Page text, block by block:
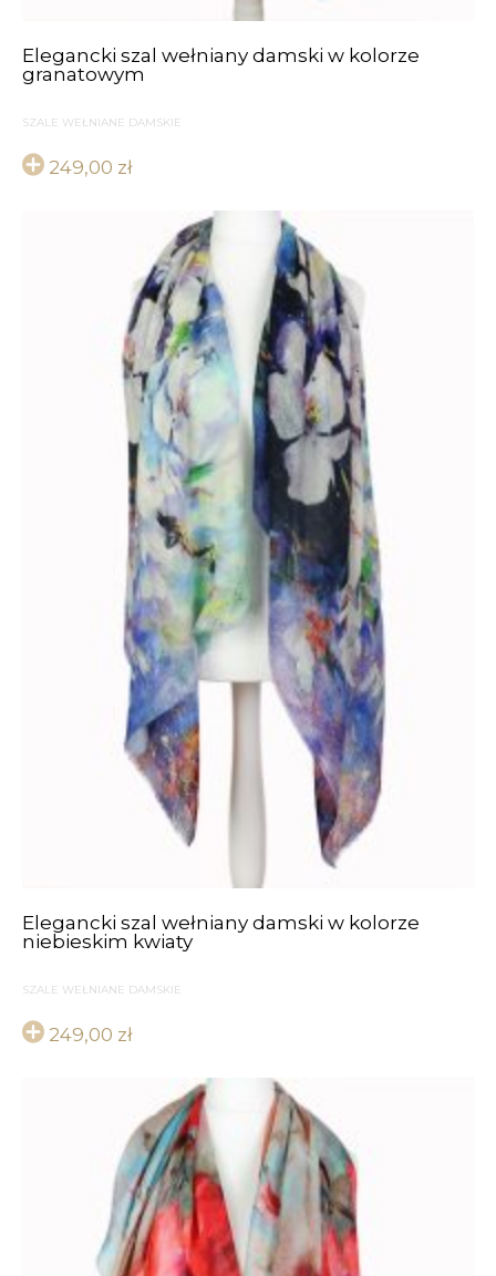
Elegancki szal wełniany damski w kolorze
granatowym
SZALE WEŁNIANE DAMSKIE
249,00 zł
Elegancki szal wełniany damski w kolorze
niebieskim kwiaty
SZALE WEŁNIANE DAMSKIE
249,00 zł